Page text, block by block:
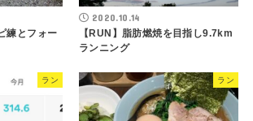
練とフォー
2020.10.14
【RUN】脂肪燃焼を目指し9.7km
ランニング
ラン ラン